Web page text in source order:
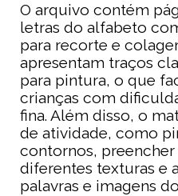
O arquivo contém
letras do alfabeto
para recorte e
apresentam traços
para pintura, o que
crianças com
fina. Além disso, o
de atividade, como
contornos,
diferentes texturas e
palavras e imagens